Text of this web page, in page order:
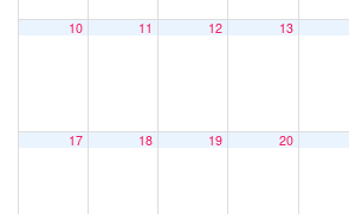
10 11 12 13
17 18 19 20